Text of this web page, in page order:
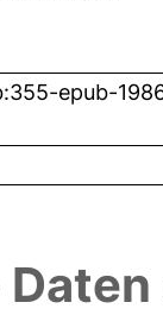
epub-